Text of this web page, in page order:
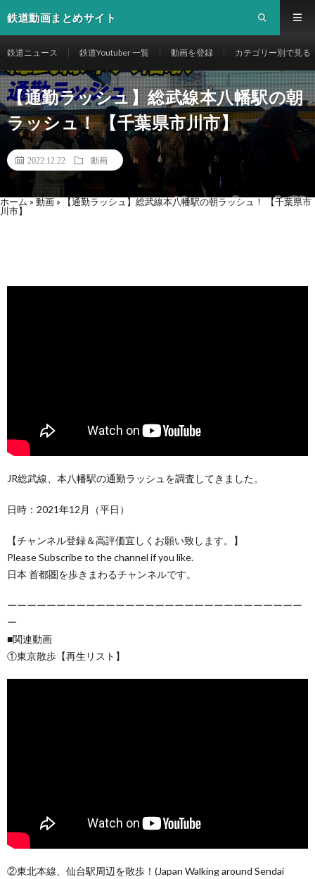
鉄道動画まとめサイト
鉄道ニュース 鉄道Youtuber 一覧 動画を登録 カテゴリー別で見る
【通勤ラッシュ】総武線本八幡駅の朝
ラッシュ！ 【千葉県市川市】
2022.12.22 動画
ホーム » 動画 » 【通勤ラッシュ】総武線本八幡駅の朝ラッシュ！ 【千葉県市
川市】
JR総武線、本八幡駅の通勤ラッシュを調査してきました。
日時：2021年12月（平日）
【チャンネル登録＆高評価宜しくお願い致します。】
Please Subscribe to the channel if you like.
日本 首都圏を歩きまわるチャンネルです。
ーーーーーーーーーーーーーーーーーーーーーーーーーーーーーー
ー
■関連動画
①東京散歩【再生リスト】
②東北本線、仙台駅周辺を散歩！(Japan Walking around Sendai